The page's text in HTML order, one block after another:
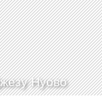
Нуово